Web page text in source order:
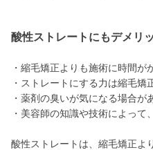
酸性ストレートにもデメリ
・縮毛矯正よりも施術に時間が
・ストレートにする力は縮毛矯
・薬剤の臭いが気になる場合が
・美容師の知識や技術によって
酸性ストレートは、縮毛矯正よ